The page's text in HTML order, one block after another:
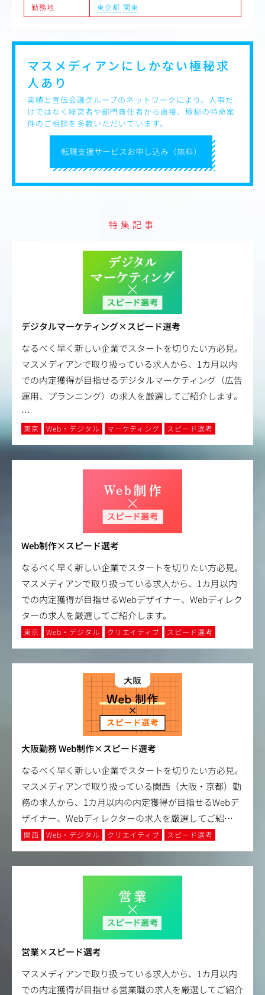
勤務地
東京都 関東
転職支援サービスお申し込み（無料）
マスメディアンにしかない極秘求
人あり
実績と宣伝会議グループのネットワークにより、人事だ
けではなく経営者や部門責任者から直接、極秘の特命案
件のご相談を多数いただいています。
特集記事
デジタルマーケティング×スピード選考
なるべく早く新しい企業でスタートを切りたい方必見。
マスメディアンで取り扱っている求人から、1カ月以内
での内定獲得が目指せるデジタルマーケティング（広告
運用、プランニング）の求人を厳選してご紹介します。
…
東京 Web・デジタル マーケティング スピード選考
Web制作×スピード選考
なるべく早く新しい企業でスタートを切りたい方必見。
マスメディアンで取り扱っている求人から、1カ月以内
での内定獲得が目指せるWebデザイナー、Webディレク
ターの求人を厳選してご紹介します。
東京 Web・デジタル クリエイティブ スピード選考
大阪勤務 Web制作×スピード選考
なるべく早く新しい企業でスタートを切りたい方必見。
マスメディアンで取り扱っている関西（大阪・京都）勤
務の求人から、1カ月以内の内定獲得が目指せるWebデ
ザイナー、Webディレクターの求人を厳選してご紹…
関西 Web・デジタル クリエイティブ スピード選考
営業×スピード選考
マスメディアンで取り扱っている求人から、1カ月以内
での内定獲得が目指せる営業職の求人を厳選してご紹介